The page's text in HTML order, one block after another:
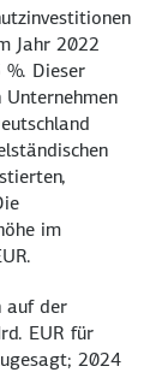
Jahr 2022
Dieser
im
auf der
EUR für
2024